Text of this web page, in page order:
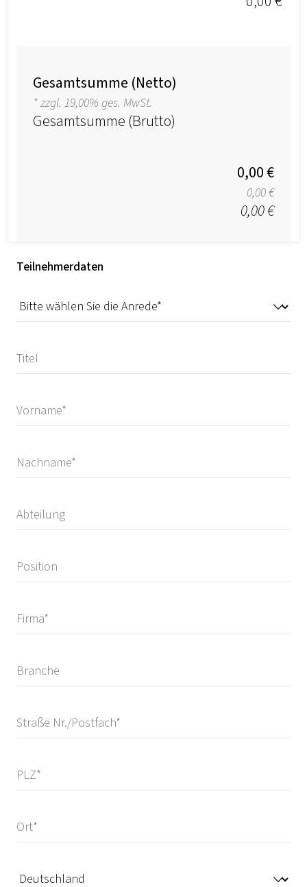
Gesamtsumme (Netto)
* zzgl. 19,00% ges. MwSt.
Gesamtsumme (Brutto)
0,00 €
0,00 €
0,00 €
Teilnehmerdaten